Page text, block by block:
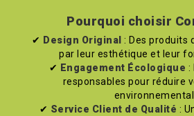
Pourquoi choisir
✔ Design Original : Des produits
par leur esthétique et leur
✔ Engagement Écologique :
responsables pour réduire
environnemental.
✔ Service Client de Qualité :